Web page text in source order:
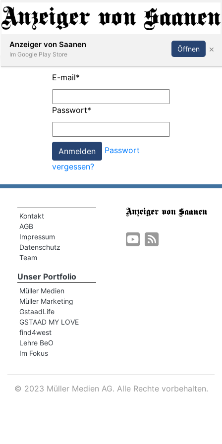
Abonnieren Anmelden
E-mail*
Passwort*
Passwort
vergessen?
Kontakt
AGB
Impressum
Datenschutz
Team
Unser Portfolio
Müller Medien
Müller Marketing
GstaadLife
GSTAAD MY LOVE
find4west
Lehre BeO
Im Fokus
© 2023 Müller Medien AG. Alle Rechte vorbehalten.
Anzeiger von Saanen
Im Google Play Store
Öffnen ×